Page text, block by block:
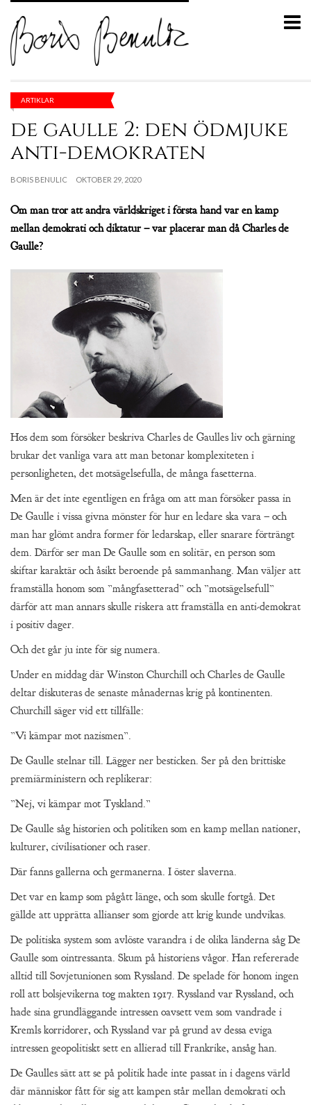
ARTIKLAR
de gaulle 2: den ödmjuke
anti-demokraten
BORIS BENULIC OKTOBER 29, 2020
Om man tror att andra världskriget i första hand var en kamp
mellan demokrati och diktatur – var placerar man då Charles de
Gaulle?
Hos dem som försöker beskriva Charles de Gaulles liv och gärning
brukar det vanliga vara att man betonar komplexiteten i
personligheten, det motsägelsefulla, de många fasetterna.
Men är det inte egentligen en fråga om att man försöker passa in
De Gaulle i vissa givna mönster för hur en ledare ska vara – och
man har glömt andra former för ledarskap, eller snarare förträngt
dem. Därför ser man De Gaulle som en solitär, en person som
skiftar karaktär och åsikt beroende på sammanhang. Man väljer att
framställa honom som ”mångfasetterad” och ”motsägelsefull”
därför att man annars skulle riskera att framställa en anti-demokrat
i positiv dager.
Och det går ju inte för sig numera.
Under en middag där Winston Churchill och Charles de Gaulle
deltar diskuteras de senaste månadernas krig på kontinenten.
Churchill säger vid ett tillfälle:
”Vi kämpar mot nazismen”.
De Gaulle stelnar till. Lägger ner besticken. Ser på den brittiske
premiärministern och replikerar:
”Nej, vi kämpar mot Tyskland.”
De Gaulle såg historien och politiken som en kamp mellan nationer,
kulturer, civilisationer och raser.
Där fanns gallerna och germanerna. I öster slaverna.
Det var en kamp som pågått länge, och som skulle fortgå. Det
gällde att upprätta allianser som gjorde att krig kunde undvikas.
De politiska system som avlöste varandra i de olika länderna såg De
Gaulle som ointressanta. Skum på historiens vågor. Han refererade
alltid till Sovjetunionen som Ryssland. De spelade för honom ingen
roll att bolsjevikerna tog makten 1917. Ryssland var Ryssland, och
hade sina grundläggande intressen oavsett vem som vandrade i
Kremls korridorer, och Ryssland var på grund av dessa eviga
intressen geopolitiskt sett en allierad till Frankrike, ansåg han.
De Gaulles sätt att se på politik hade inte passat in i dagens värld
där människor fått för sig att kampen står mellan demokrati och